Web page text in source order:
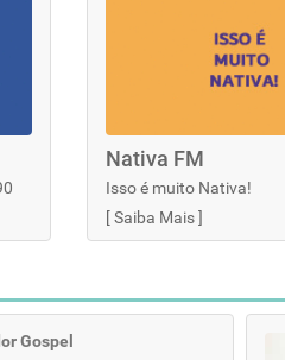
Nativa FM
Isso é muito Nativa!
[Saiba Mais]
Gospel